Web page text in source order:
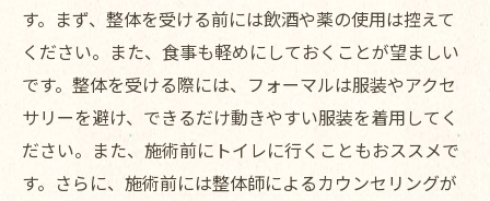
す。まず、整体を受ける前には飲酒や薬の使用は控えて
ください。また、食事も軽めにしておくことが望ましい
です。整体を受ける際には、フォーマルは服装やアクセ
サリーを避け、できるだけ動きやすい服装を着用してく
ださい。また、施術前にトイレに行くこともおススメで
す。さらに、施術前には整体師によるカウンセリングが